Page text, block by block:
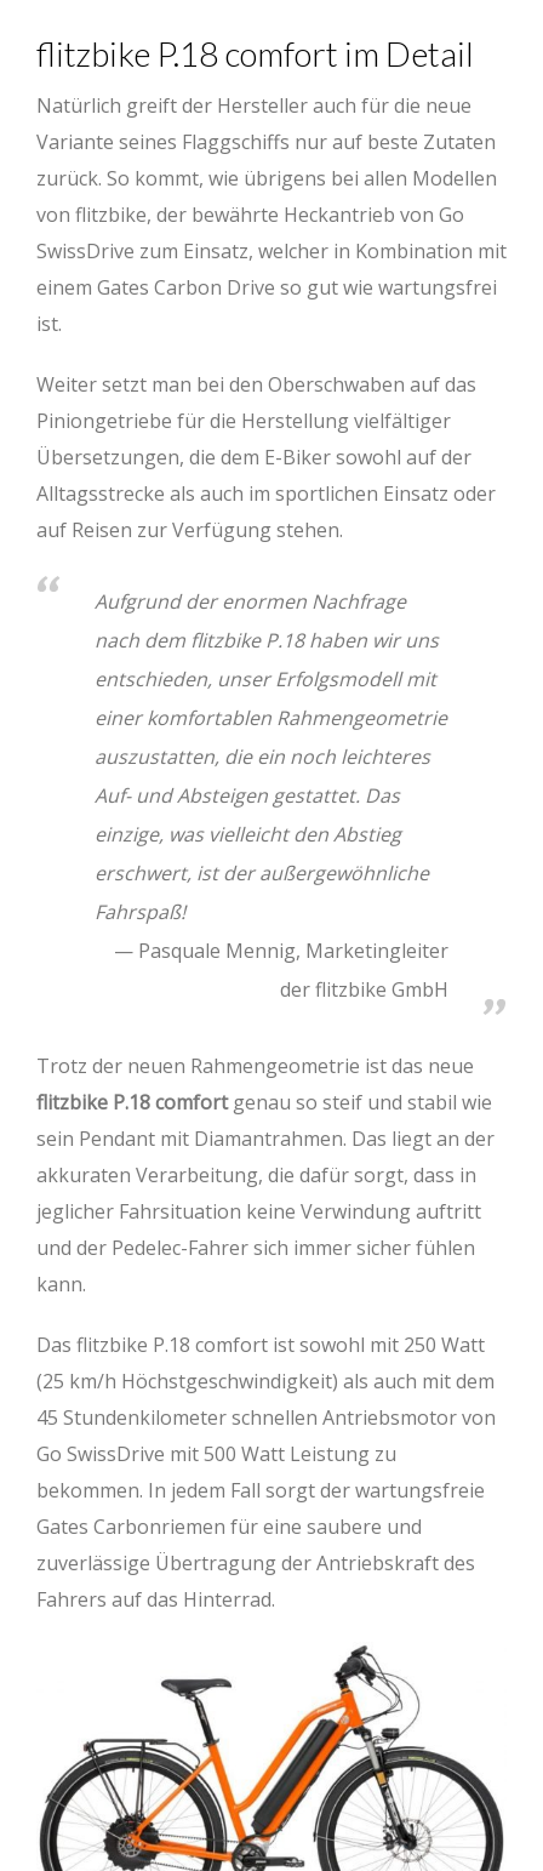
flitzbike P.18 comfort im Detail
Natürlich greift der Hersteller auch für die neue
Variante seines Flaggschiffs nur auf beste Zutaten
zurück. So kommt, wie übrigens bei allen Modellen
von flitzbike, der bewährte Heckantrieb von Go
SwissDrive zum Einsatz, welcher in Kombination mit
einem Gates Carbon Drive so gut wie wartungsfrei
ist.
Weiter setzt man bei den Oberschwaben auf das
Piniongetriebe für die Herstellung vielfältiger
Übersetzungen, die dem E-Biker sowohl auf der
Alltagsstrecke als auch im sportlichen Einsatz oder
auf Reisen zur Verfügung stehen.
Aufgrund der enormen Nachfrage
nach dem flitzbike P.18 haben wir uns
entschieden, unser Erfolgsmodell mit
einer komfortablen Rahmengeometrie
auszustatten, die ein noch leichteres
Auf- und Absteigen gestattet. Das
einzige, was vielleicht den Abstieg
erschwert, ist der außergewöhnliche
Fahrspaß!
Pasquale Mennig, Marketingleiter
der flitzbike GmbH
Trotz der neuen Rahmengeometrie ist das neue
flitzbike P.18 comfortgenau so steif und stabil wie
sein Pendant mit Diamantrahmen. Das liegt an der
akkuraten Verarbeitung, die dafür sorgt, dass in
jeglicher Fahrsituation keine Verwindung auftritt
und der Pedelec-Fahrer sich immer sicher fühlen
kann.
Das flitzbike P.18 comfort ist sowohl mit 250 Watt
(25 km/h Höchstgeschwindigkeit) als auch mit dem
45 Stundenkilometer schnellen Antriebsmotor von
Go SwissDrive mit 500 Watt Leistung zu
bekommen. In jedem Fall sorgt der wartungsfreie
Gates Carbonriemen für eine saubere und
zuverlässige Übertragung der Antriebskraft des
Fahrers auf das Hinterrad.